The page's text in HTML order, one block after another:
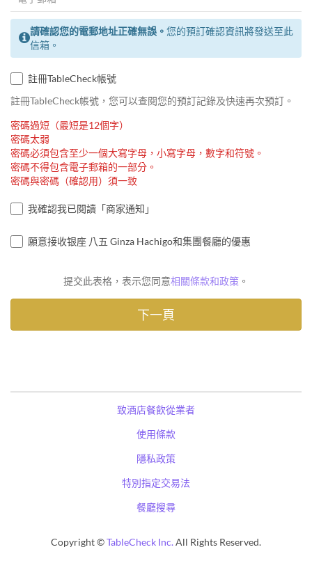
請確認您的電郵地址正確無誤。 您的預訂確認資訊將發送至此
信箱。
註冊TableCheck帳號
註冊TableCheck帳號，您可以查閱您的預訂記錄及快速再次預訂。
密碼過短（最短是12個字）
密碼太弱
密碼必須包含至少一個大寫字母，小寫字母，數字和符號。
密碼不得包含電子郵箱的一部分。
密碼與密碼（確認用）須一致
我確認我已閱讀「商家通知」
願意接收银座 八五 Ginza Hachigo和集團餐廳的優惠
提交此表格，表示您同意相關條款和政策 。
致酒店餐飲從業者
使用條款
隱私政策
特別指定交易法
餐廳搜尋
Copyright ©TableCheck Inc.All Rights Reserved.